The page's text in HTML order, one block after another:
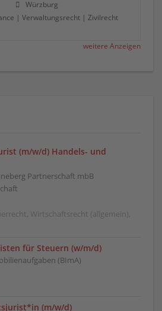
Würzburg
| Verwaltungsrecht | Zivilrecht
weitere Anzeigen
(m/w/d) Handels- und
Partnerschaft mbB
Wirtschaftsrecht (allgemein),
für Steuern (w/m/d)
(BImA)
(m/w/d)